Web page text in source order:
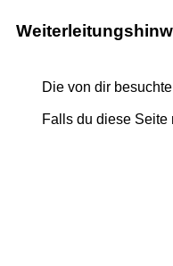
Die von dir
Falls du diese Seite